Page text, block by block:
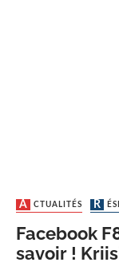
ACTUALITÉS
Facebook
savoir !